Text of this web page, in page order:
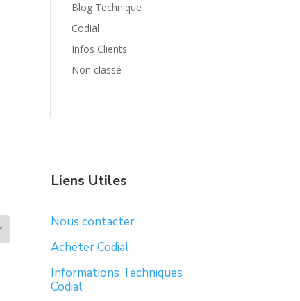
Blog Technique
Codial
Infos Clients
Non classé
Liens Utiles
Nous contacter
Acheter Codial
Informations Techniques
Codial